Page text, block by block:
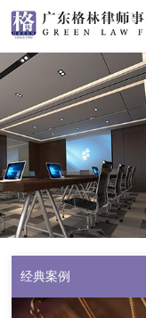
经典案例